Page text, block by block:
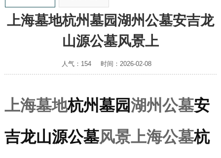
上海墓地杭州墓园湖州公墓安吉龙
山源公墓风景上
人气：154 时间：2026-02-08
上海墓地杭州墓园湖州公墓安
吉龙山源公墓风景上海公墓杭